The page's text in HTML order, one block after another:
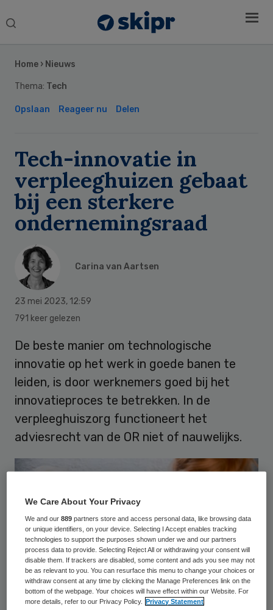
Search
Home › Nieuws
Thema: Tech
Opslaan Reageer nu Delen
Tech-innovatie in
verpleeghuizen gebaat
bij een sterkere
ondernemingsraad
Carina van Aartsen
23 mei 2023, 12:59
791 keer gelezen
De beste manier om technologische
innovatie op het werk in goede banen te
leiden, is door werknemers goed bij het
innovatieproces te betrekken. In de
verpleeghuiszorg functioneert het
adviesrecht van de OR niet of nauwelijks.
Sidebar
We Care About Your Privacy
We and our889 partners store and access personal data, like browsing data
or unique identifiers, on your device. Selecting I Accept enables tracking
technologies to support the purposes shown under we and our partners
process data to provide. Selecting Reject All or withdrawing your consent will
disable them. If trackers are disabled, some content and ads you see may not
be as relevant to you. You can resurface this menu to change your choices or
withdraw consent at any time by clicking the Manage Preferences link on the
bottom of the webpage. Your choices will have effect within our Website. For
more details, refer to our Privacy Policy.
Privacy Statement